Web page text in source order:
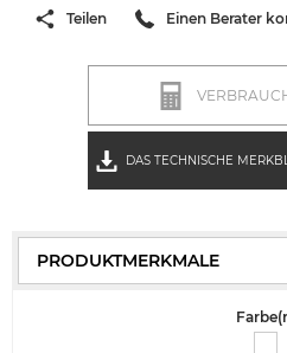
Teilen Einen Berater
DAS TECHNISCHE